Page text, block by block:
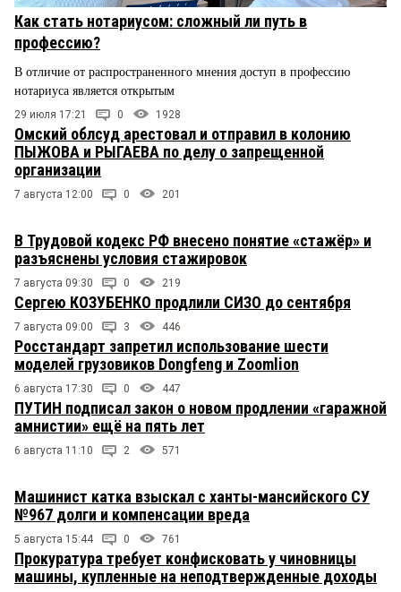
Как стать нотариусом: сложный ли путь в
профессию?
В отличие от распространенного мнения доступ в профессию
нотариуса является открытым
29 июля 17:21 0 1928
Омский облсуд арестовал и отправил в колонию
ПЫЖОВА и РЫГАЕВА по делу о запрещенной
организации
7 августа 12:00 0 201
В Трудовой кодекс РФ внесено понятие «стажёр» и
разъяснены условия стажировок
7 августа 09:30 0 219
Сергею КОЗУБЕНКО продлили СИЗО до сентября
7 августа 09:00 3 446
Росстандарт запретил использование шести
моделей грузовиков Dongfeng и Zoomlion
6 августа 17:30 0 447
ПУТИН подписал закон о новом продлении «гаражной
амнистии» ещё на пять лет
6 августа 11:10 2 571
Машинист катка взыскал с ханты-мансийского СУ
№967 долги и компенсации вреда
5 августа 15:44 0 761
Прокуратура требует конфисковать у чиновницы
машины, купленные на неподтвержденные доходы